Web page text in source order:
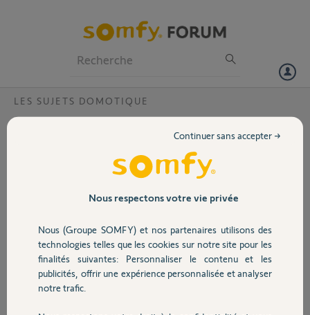
Volet
Sécurité
Domotique
LES SUJETS DOMOTIQUE
Apparition de tache sur l’écran de mon
Bonjour,
Nous respectons votre vie privée
Nous (Groupe SOMFY) et nos partenaires utilisons des
technologies telles que les cookies sur notre site pour les
finalités suivantes: Personnaliser le contenu et les
publicités, offrir une expérience personnalisée et analyser
notre trafic.
Continuer sans accepter →